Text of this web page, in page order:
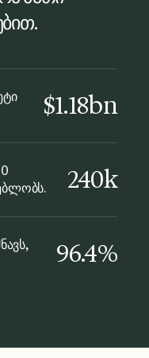
გზაა, ის
$1.18bn
240k
96.4%